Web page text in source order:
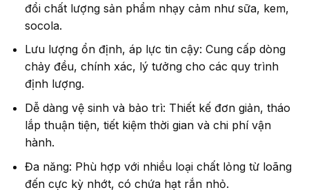
đổi chất lượng sản phẩm nhạy cảm như sữa, kem,
socola.
Lưu lượng ổn định, áp lực tin cậy: Cung cấp dòng
chảy đều, chính xác, lý tưởng cho các quy trình
định lượng.
Dễ dàng vệ sinh và bảo trì: Thiết kế đơn giản, tháo
lắp thuận tiện, tiết kiệm thời gian và chi phí vận
hành.
Đa năng: Phù hợp với nhiều loại chất lỏng từ loãng
đến cực kỳ nhớt, có chứa hạt rắn nhỏ.